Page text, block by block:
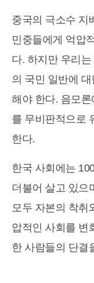
중국의 극소수 지
민중들에게 억압
다. 하지만 우리
의 국민 일반에
해야 한다. 음모론
를 무비판적으로
한다.
한국 사회에는
더불어 살고 있으
모두 자본의 착취
압적인 사회를 변
한 사람들의 단결